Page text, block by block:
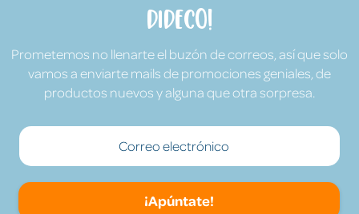
Dideco!
Prometemos no llenarte el buzón de correos, así que solo
vamos a enviarte mails de promociones geniales, de
productos nuevos y alguna que otra sorpresa.
¡Apúntate!